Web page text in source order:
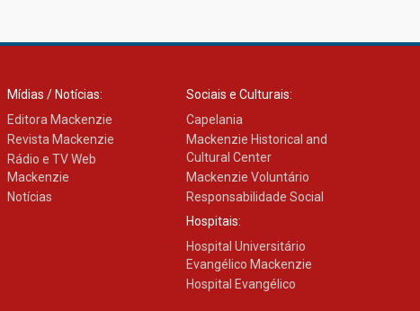
educação superior
Mídias / Notícias:
Editora Mackenzie
Revista Mackenzie
Rádio e TV Web
Mackenzie
Notícias
Sociais e Culturais:
Capelania
Mackenzie Historical and
Cultural Center
Mackenzie Voluntário
Responsabilidade Social
Hospitais:
Hospital Universitário
Evangélico Mackenzie
Hospital Evangélico